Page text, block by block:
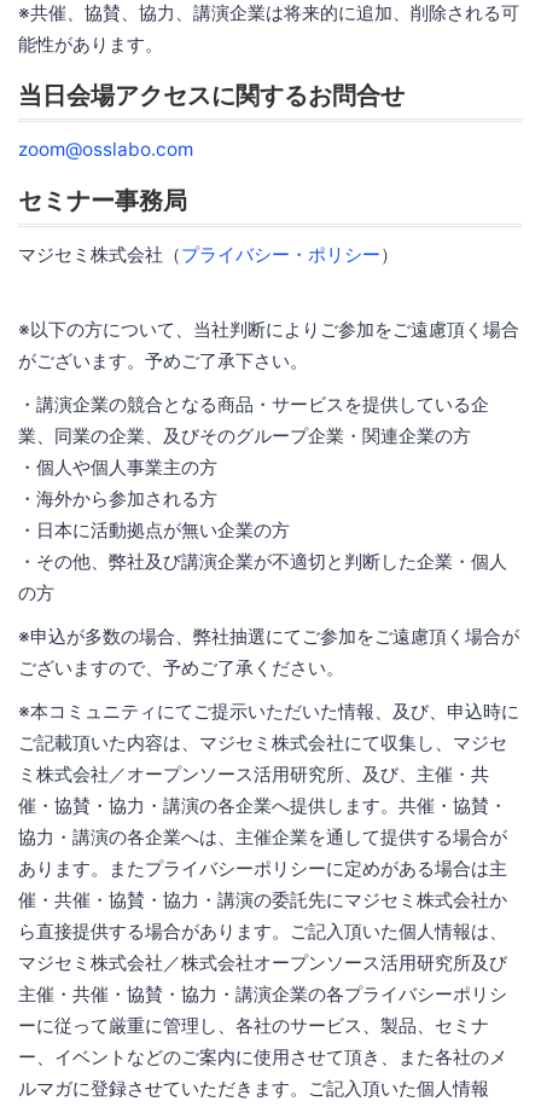
※共催、協賛、協力、講演企業は将来的に追加、削除される可
能性があります。
当日会場アクセスに関するお問合せ
zoom@osslabo.com
セミナー事務局
マジセミ株式会社（プライバシー・ポリシー）
※以下の方について、当社判断によりご参加をご遠慮頂く場合
がございます。予めご了承下さい。
・講演企業の競合となる商品・サービスを提供している企
業、同業の企業、及びそのグループ企業・関連企業の方
・個人や個人事業主の方
・海外から参加される方
・日本に活動拠点が無い企業の方
・その他、弊社及び講演企業が不適切と判断した企業・個人
の方
※申込が多数の場合、弊社抽選にてご参加をご遠慮頂く場合が
ございますので、予めご了承ください。
※本コミュニティにてご提示いただいた情報、及び、申込時に
ご記載頂いた内容は、マジセミ株式会社にて収集し、マジセ
ミ株式会社／オープンソース活用研究所、及び、主催・共
催・協賛・協力・講演の各企業へ提供します。共催・協賛・
協力・講演の各企業へは、主催企業を通して提供する場合が
あります。またプライバシーポリシーに定めがある場合は主
催・共催・協賛・協力・講演の委託先にマジセミ株式会社か
ら直接提供する場合があります。ご記入頂いた個人情報は、
マジセミ株式会社／株式会社オープンソース活用研究所及び
主催・共催・協賛・協力・講演企業の各プライバシーポリシ
ーに従って厳重に管理し、各社のサービス、製品、セミナ
ー、イベントなどのご案内に使用させて頂き、また各社のメ
ルマガに登録させていただきます。ご記入頂いた個人情報